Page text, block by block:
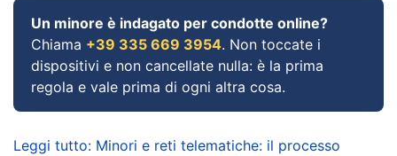
Un minore è indagato per condotte online?
Chiama +39 335 669 3954. Non toccate i
dispositivi e non cancellate nulla: è la prima
regola e vale prima di ogni altra cosa.
Leggi tutto: Minori e reti telematiche: il processo